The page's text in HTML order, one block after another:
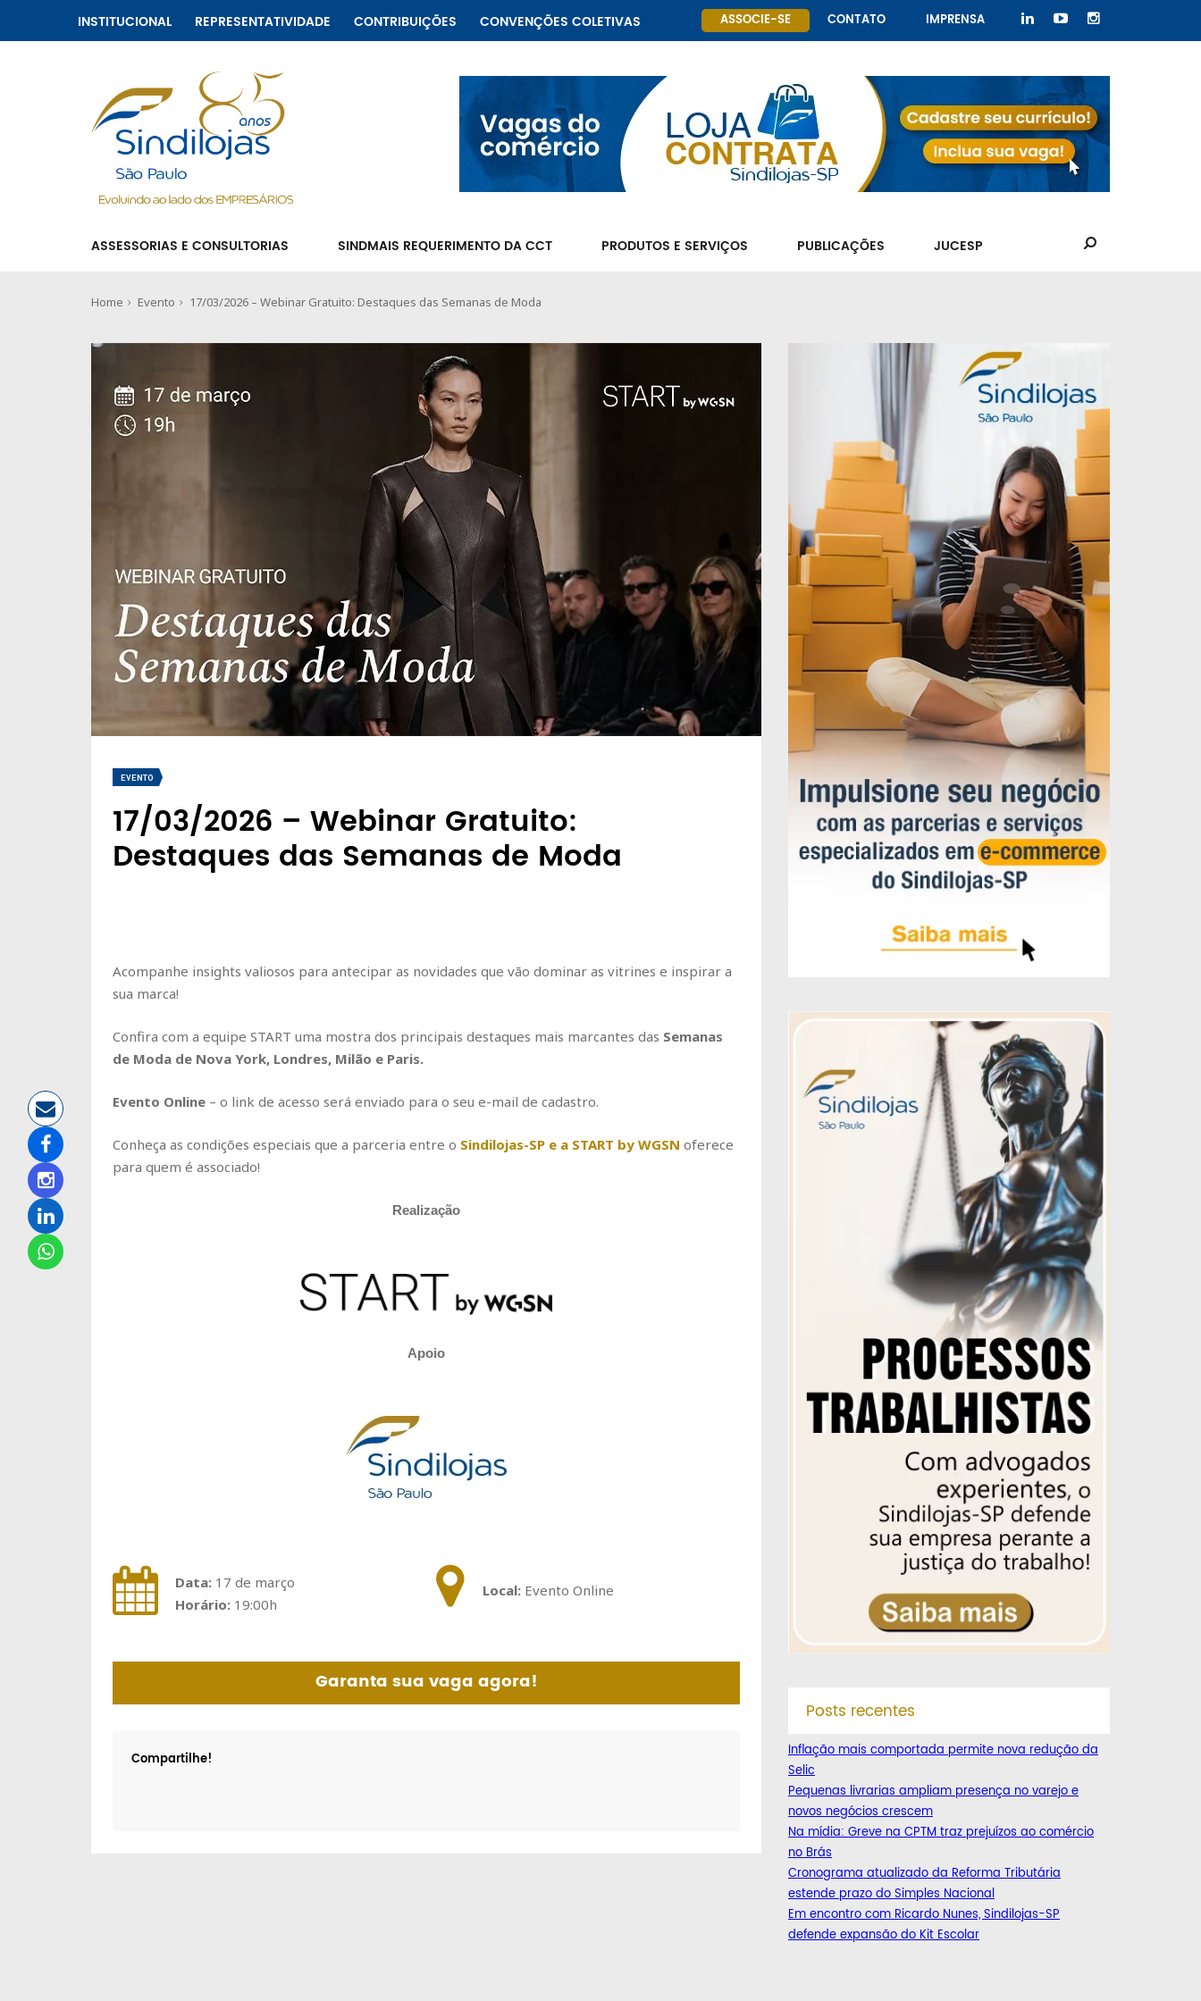
INSTITUCIONAL REPRESENTATIVIDADE CONTRIBUIÇÕES CONVENÇÕES COLETIVAS ASSOCIE-SE CONTATO IMPRENSA
ASSESSORIAS E CONSULTORIAS SINDMAIS REQUERIMENTO DA CCT PRODUTOS E SERVIÇOS PUBLICAÇÕES JUCESP
Home Evento 17/03/2026 – Webinar Gratuito: Destaques das Semanas de Moda
EVENTO
17/03/2026 – Webinar Gratuito:
Destaques das Semanas de Moda
Acompanhe insights valiosos para antecipar as novidades que vão dominar as vitrines e inspirar a
sua marca!
Confira com a equipe START uma mostra dos principais destaques mais marcantes das Semanas
de Moda de Nova York, Londres, Milão e Paris.
Evento Online – o link de acesso será enviado para o seu e-mail de cadastro.
Conheça as condições especiais que a parceria entre o Sindilojas-SP e a START by WGSN oferece
para quem é associado!
Realização
Apoio
Data: 17 de março
Horário: 19:00h
Local: Evento Online
Garanta sua vaga agora!
Compartilhe!
Posts recentes
Inflação mais comportada permite nova redução da
Selic
Pequenas livrarias ampliam presença no varejo e
novos negócios crescem
Na mídia: Greve na CPTM traz prejuízos ao comércio
no Brás
Cronograma atualizado da Reforma Tributária
estende prazo do Simples Nacional
Em encontro com Ricardo Nunes, Sindilojas-SP
defende expansão do Kit Escolar